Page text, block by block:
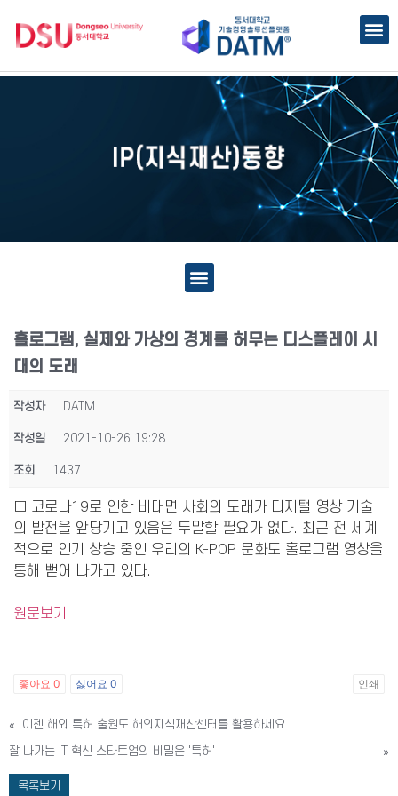
홀로그램, 실제와 가상의 경계를 허무는 디스플레이 시
대의 도래
작성자 DATM
작성일 2021-10-26 19:28
조회 1437
□ 코로나19로 인한 비대면 사회의 도래가 디지털 영상 기술
의 발전을 앞당기고 있음은 두말할 필요가 없다. 최근 전 세계
적으로 인기 상승 중인 우리의 K-POP 문화도 홀로그램 영상을
통해 뻗어 나가고 있다.
원문보기
좋아요 0 싫어요 0 인쇄
«
이젠 해외 특허 출원도 해외지식재산센터를 활용하세요
잘 나가는 IT 혁신 스타트업의 비밀은 '특허'
»
목록보기